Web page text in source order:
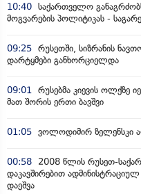
10:40 საქართველო
მოგვარების პოლიტიკას -
09:25 რუსეთში, სიზრანის
დარტყმები განხორციელდა
09:01
რუსებმა კიევის ოლქზე
მათ შორის ერთი ბავშვი
01:05 ვოლოდიმირ ზელენსკი
00:58
2008 წლის რუსეთ-
დაკავშირებით
დაეშვა